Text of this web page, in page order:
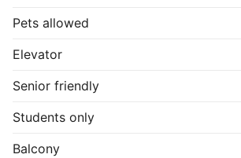
• Gratis parkering i p-kælder
• Ét husdyr op til 15 kg tilladt efter aftale
Pets allowed
Elevator
Senior friendly
Students only
Balcony